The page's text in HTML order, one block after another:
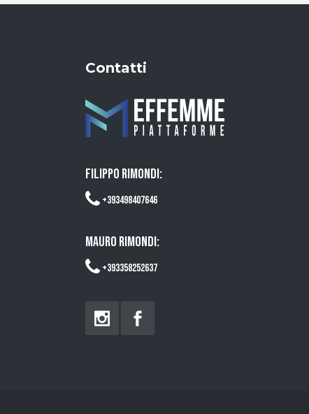
Contatti
FILIPPO RIMONDI:
+393498407646
MAURO RIMONDI:
+393358252637